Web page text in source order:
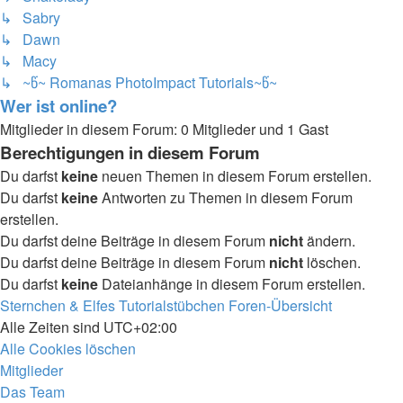
↳ Sabry
↳ Dawn
↳ Macy
↳ ~წ~ Romanas PhotoImpact Tutorials~წ~
Wer ist online?
Mitglieder in diesem Forum: 0 Mitglieder und 1 Gast
Berechtigungen in diesem Forum
Du darfst keine neuen Themen in diesem Forum erstellen.
Du darfst keineAntworten zu Themen in diesem Forum
erstellen.
Du darfst deine Beiträge in diesem Forum nichtändern.
Du darfst deine Beiträge in diesem Forum nicht löschen.
Du darfst keine Dateianhänge in diesem Forum erstellen.
Sternchen & Elfes Tutorialstübchen Foren-Übersicht
Alle Zeiten sind UTC+02:00
Alle Cookies löschen
Mitglieder
Das Team